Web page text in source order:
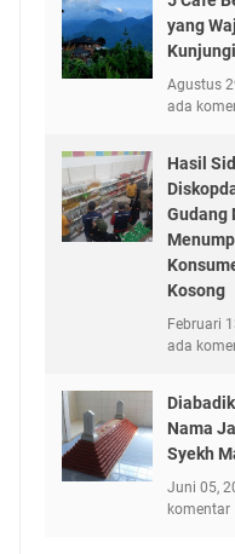
yang
Agustus
ada
Hasil
Gudang
Kosong
Februari
ada
Nama
Syekh
Juni 05,
komentar